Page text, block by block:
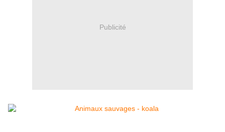
Publicité